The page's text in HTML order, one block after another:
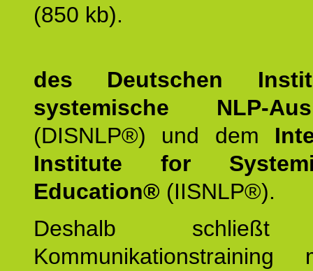
(850 kb).
des Deutschen
systemische NLP-
(DISNLP®) und dem
Institute for
Education® (IISNLP®).
Deshalb schließt